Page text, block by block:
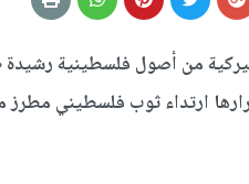
من أصول فلسطينية رشيدة
ارتداء ثوب فلسطيني مطرز